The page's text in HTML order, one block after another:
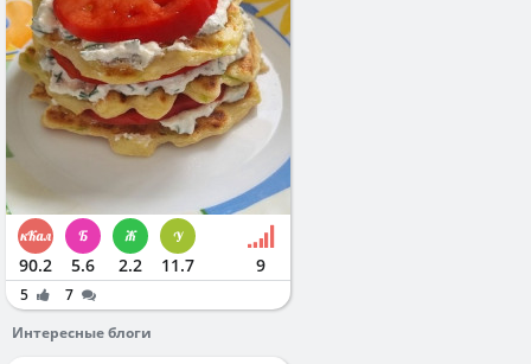
90.2 5.6 2.2 11.7 9
5
7
Интересные блоги